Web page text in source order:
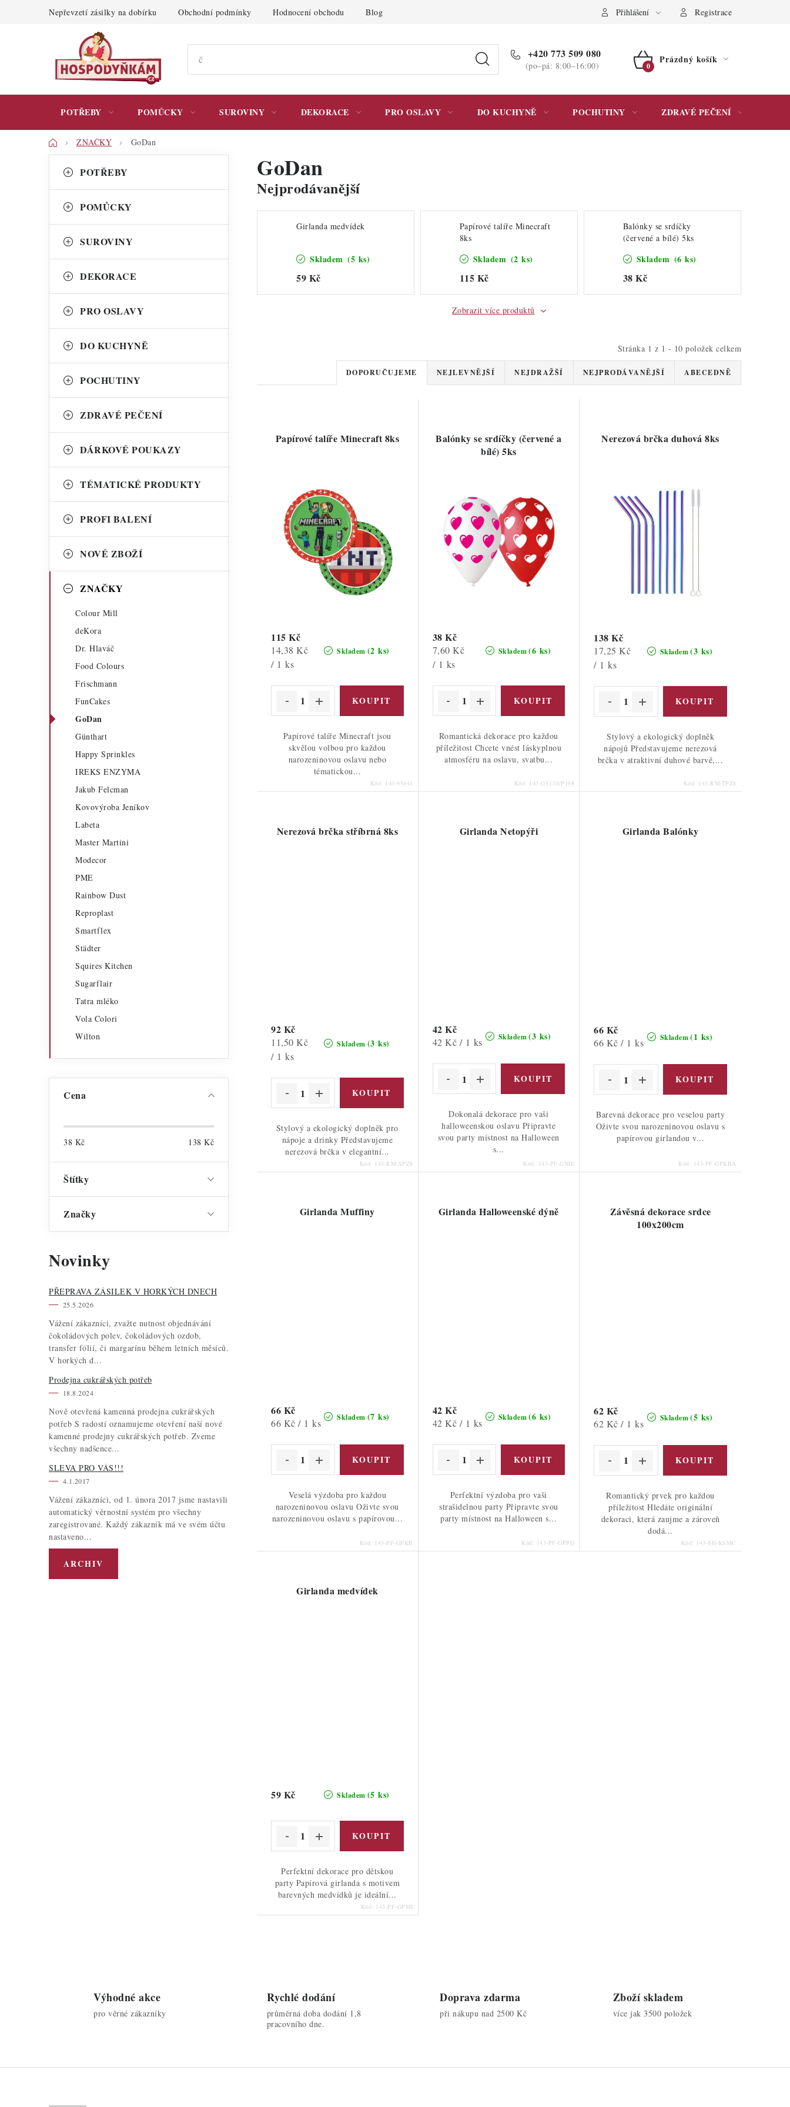
Nepřevzetí zásilky na dobírku Obchodní podmínky Hodnocení obchodu Blog Podmínky ochrany osobních údajů Přihlášení Registrace
+420 773 509 080
(po–pá: 8:00–16:00)
NÁKUPNÍ
Prázdný košík
POTŘEBY POMŮCKY SUROVINY DEKORACE PRO OSLAVY DO KUCHYNĚ POCHUTINY ZDRAVÉ PEČENÍ
DomůZNAČKY GoDan
o
t
r
n
n
p
e
kategorie
a
e
o
i
POTŘEBY
POMŮCKY
SUROVINY
DEKORACE
PRO OSLAVY
DO KUCHYNĚ
POCHUTINY
ZDRAVÉ PEČENÍ
DÁRKOVÉ POUKAZY
TÉMATICKÉ PRODUKTY
PROFI BALENÍ
NOVÉ ZBOŽÍ
ZNAČKY
Colour Mill
deKora
Dr. Hlaváč
Food Colours
Frischmann
FunCakes
GoDan
Günthart
Happy Sprinkles
IREKS ENZYMA
Jakub Felcman
Kovovýroba Jeníkov
Labeta
Master Martini
Modecor
PME
Rainbow Dust
Reproplast
Smartflex
Städter
Squires Kitchen
Sugarflair
Tatra mléko
Vola Colori
Wilton
Cena
38 Kč 138 Kč
Štítky
Značky
Novinky
PŘEPRAVA ZÁSILEK V HORKÝCH DNECH
25.5.2026
Vážení zákazníci, zvažte nutnost objednávání
čokoládových polev, čokoládových ozdob,
transfer fólií, či margarínu během letních měsíců.
V horkých d...
Prodejna cukrářských potřeb
18.8.2024
Nově otevřená kamenná prodejna cukrářských
potřeb S radostí oznamujeme otevření naší nové
kamenné prodejny cukrářských potřeb. Zveme
všechny nadšence...
SLEVA PRO VÁS!!!
4.1.2017
Vážení zákazníci, od 1. února 2017 jsme nastavili
automatický věrnostní systém pro všechny
zaregistrované. Každý zákazník má ve svém účtu
nastaveno...
ARCHIV
GoDan
Nejprodávanější
Girlanda medvídek
Skladem (5 ks)
59 Kč
Papírové talíře Minecraft
8ks
Skladem (2 ks)
115 Kč
Balónky se srdíčky
(červené a bílé) 5ks
Skladem (6 ks)
38 Kč
Zobrazit více produktů
Stránka 1 z 1 - 10 položek celkem
Ř
a
e
p
r
o
d
u
ů
DOPORUČUJEME NEJLEVNĚJŠÍ NEJDRAŽŠÍ NEJPRODÁVANĚJŠÍ ABECEDNĚ
Papírové talíře Minecraft 8ks
Skladem (2 ks)
115 Kč
Měrná
cena:
14,38 Kč
/ 1 ks
Papírové talíře Minecraft jsou
skvělou volbou pro každou
narozeninovou oslavu nebo
tématickou...
Kód: 143-95441
Balónky se srdíčky (červené a
bílé) 5ks
Skladem (6 ks)
38 Kč
Měrná
cena:
7,60 Kč
/ 1 ks
Romantická dekorace pro každou
příležitost Chcete vnést láskyplnou
atmosféru na oslavu, svatbu...
Kód: 143-GS110/P198
Nerezová brčka duhová 8ks
Skladem (3 ks)
138 Kč
Měrná
cena:
17,25 Kč
/ 1 ks
Stylový a ekologický doplněk
nápojů Představujeme nerezová
brčka v atraktivní duhové barvě,...
Kód: 143-RM-TPZ8
Nerezová brčka stříbrná 8ks
Skladem (3 ks)
92 Kč
Měrná
cena:
11,50 Kč
/ 1 ks
Stylový a ekologický doplněk pro
nápoje a drinky Představujeme
nerezová brčka v elegantní...
Kód: 143-RM-SPZ8
Girlanda Netopýři
Skladem (3 ks)
42 Kč
Měrná
42 Kč / 1 ks
Dokonalá dekorace pro vaši
halloweenskou oslavu Připravte
svou party místnost na Halloween
s...
Kód: 143-PF-GNIE
Girlanda Balónky
Skladem (1 ks)
66 Kč
Měrná
66 Kč / 1 ks
Barevná dekorace pro veselou party
Oživte svou narozeninovou oslavu s
papírovou girlandou v...
Kód: 143-PF-GPKBA
Girlanda Muffiny
Skladem (7 ks)
66 Kč
Měrná
66 Kč / 1 ks
Veselá výzdoba pro každou
narozeninovou oslavu Oživte svou
narozeninovou oslavu s papírovou...
Kód: 143-PF-GPKB
Girlanda Halloweenské dýně
Skladem (6 ks)
42 Kč
Měrná
42 Kč / 1 ks
Perfektní výzdoba pro vaši
strašidelnou party Připravte svou
party místnost na Halloween s...
Kód: 143-PF-GPPD
Závěsná dekorace srdce
100x200cm
Skladem (5 ks)
62 Kč
Měrná
62 Kč / 1 ks
Romantický prvek pro každou
příležitost Hledáte originální
dekoraci, která zaujme a zároveň
dodá...
Kód: 143-SH-KSMC
Girlanda medvídek
Skladem (5 ks)
59 Kč
Perfektní dekorace pro dětskou
party Papírová girlanda s motivem
barevných medvídků je ideální...
Kód: 143-PF-GPMI
Výhodné akce
pro věrné zákazníky
Rychlé dodání
průměrná doba dodání 1,8
pracovního dne.
Doprava zdarma
při nákupu nad 2500 Kč
Zboží skladem
více jak 3500 položek